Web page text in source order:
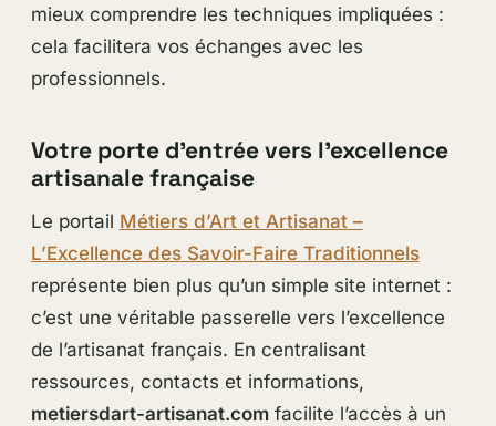
mieux comprendre les techniques impliquées :
cela facilitera vos échanges avec les
professionnels.
Votre porte d’entrée vers l’excellence
artisanale française
Le portail Métiers d’Art et Artisanat –
L’Excellence des Savoir-Faire Traditionnels
représente bien plus qu’un simple site internet :
c’est une véritable passerelle vers l’excellence
de l’artisanat français. En centralisant
ressources, contacts et informations,
metiersdart-artisanat.comfacilite l’accès à un